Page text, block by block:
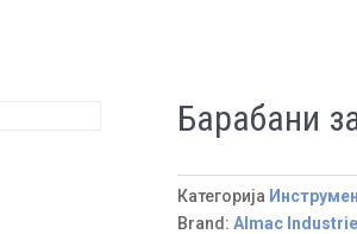
Барабани
Категорија
Brand: Almac